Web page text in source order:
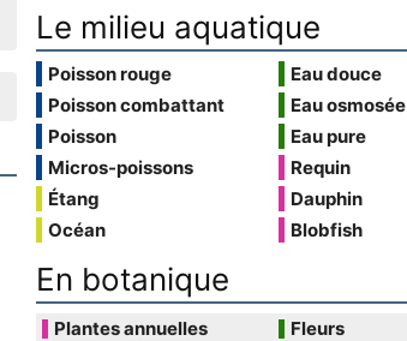
Le milieu aquatique
Poisson rouge
Poisson combattant
Poisson
Micros-poissons
Étang
Océan
Eau douce
Eau osmosée
Eau pure
Requin
Dauphin
Blobfish
En botanique
Plantes annuelles
Fleurs